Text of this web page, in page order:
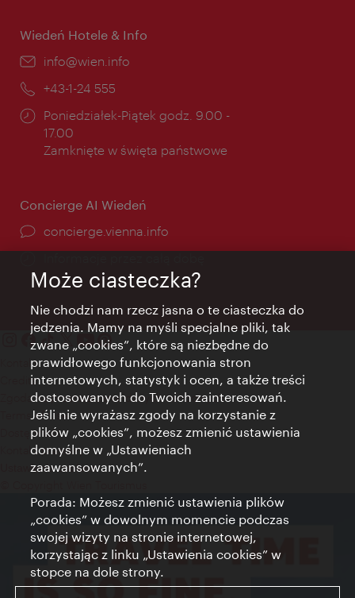
Wiedeń Hotele & Info
E-
info@wien.info
Telefon:
+43-1-24 555
Godziny
otwarcia:
Poniedziałek-Piątek godz. 9.00 -
17.00
Zamknięte w święta państwowe
Concierge AI Wiedeń
concierge.vienna.info
Kontakt
Credits
Zgoda na przetwarzanie danych osobowych
Terms of Use
Dostępność
Kontakt prasowy
Ustawienia cookies
Może ciasteczka?
Nie chodzi nam rzecz jasna o te ciasteczka do
jedzenia. Mamy na myśli specjalne pliki, tak
zwane „cookies”, które są niezbędne do
prawidłowego funkcjonowania stron
internetowych, statystyk i ocen, a także treści
dostosowanych do Twoich zainteresowań.
Jeśli nie wyrażasz zgody na korzystanie z
plików „cookies”, możesz zmienić ustawienia
domyślne w „Ustawieniach
zaawansowanych”.
Porada: Możesz zmienić ustawienia plików
„cookies” w dowolnym momencie podczas
swojej wizyty na stronie internetowej,
korzystając z linku „Ustawienia cookies” w
stopce na dole strony.